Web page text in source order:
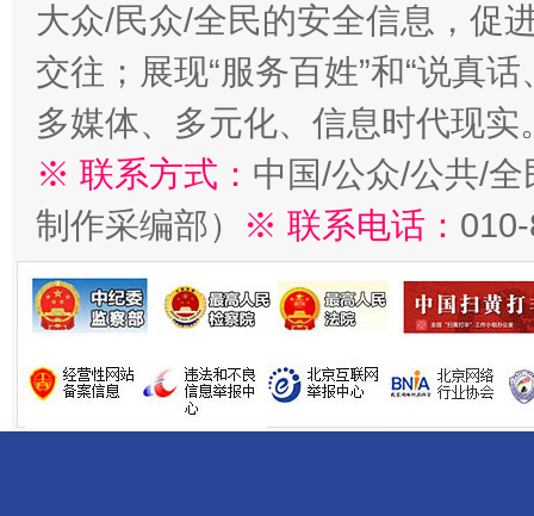
大众/民众/全民的安全信息，促
交往；展现“服务百姓”和“说真
多媒体、多元化、信息时代现实
※ 联系方式： 中国/公众/公共/
制作采编部）
※ 联系电话：